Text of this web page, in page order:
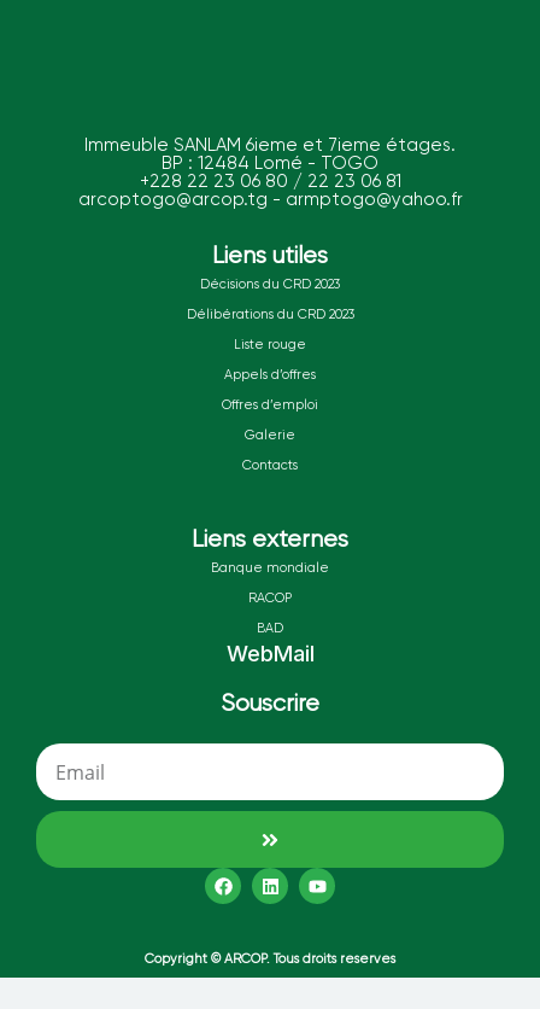
Immeuble SANLAM 6ieme et 7ieme étages.
BP : 12484 Lomé - TOGO
+228 22 23 06 80 / 22 23 06 81
arcoptogo@arcop.tg - armptogo@yahoo.fr
Liens utiles
Décisions du CRD 2023
Délibérations du CRD 2023
Liste rouge
Appels d’offres
Offres d’emploi
Galerie
Contacts
Liens externes
Banque mondiale
RACOP
BAD
WebMail
Souscrire
Copyright © ARCOP. Tous droits reserves